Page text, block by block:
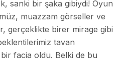
sanki bir şaka gibiydi! Oyun
muazzam görseller ve
gerçeklikte birer mirage gibi
tavan
facia oldu. Belki de bu